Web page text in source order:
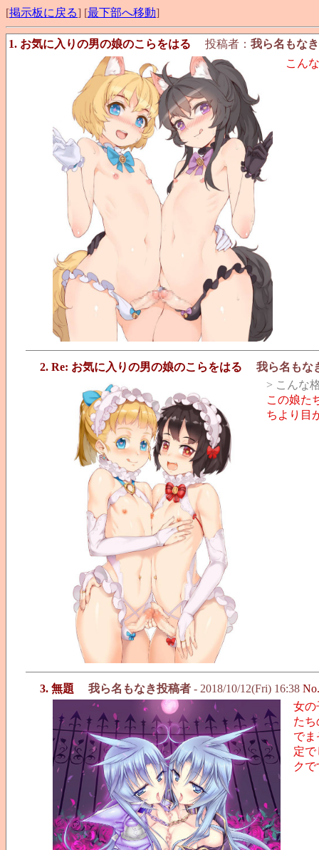
[掲示板に戻る] [最下部へ移動]
1. お気に入りの男の娘のこらをはる 投稿者： 我ら名もな
こん
2. Re: お気に入りの男の娘のこらをはる
我ら名もな
> こんな
この娘た
ちより目
3. 無題 我ら名もなき投稿者 - 2018/10/12(Fri) 16:38
女の
た
で
定
ク